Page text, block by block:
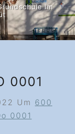
Im
0001
Um 600
0001